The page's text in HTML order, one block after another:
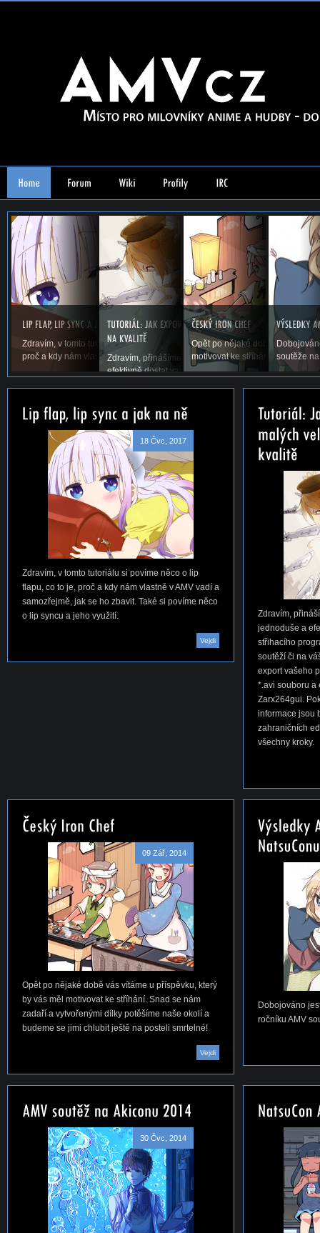
Zdravím, v tomto tutoriálu si povíme něco o lip flapu, co to je,
proč a kdy nám vlastně v AMV vadí a samozřejmě,...
Zdravím, přinášíme vám první tutoriál na téma, jak
efektivně dostat vaše AMV ze střihacího...
Opět po nějaké době vás vítáme
motivovat ke stříhání. Snad se
soutěže
18 Čvc, 2017
Zdravím, v tomto tutoriálu si povíme něco o lip
flapu, co to je, proč a kdy nám vlastně v AMV vadí a
samozřejmě, jak se ho zbavit. Také si povíme něco
o lip syncu a jeho využití.
Vejdi
Zdravím,
jednoduše a
střihacího
soutěží či na
export vašeho
*.avi souboru a
Zarx264gui.
informace jsou
zahraničních
všechny kroky.
09 Zář, 2014
Opět po nějaké době vás vítáme u příspěvku, který
by vás měl motivovat ke stříhání. Snad se nám
zadaří a vytvořenými dílky potěšíme naše okolí a
budeme se jimi chlubit ještě na posteli smrtelné!
Vejdi
Dobojováno
ročníku AMV
30 Čvc, 2014